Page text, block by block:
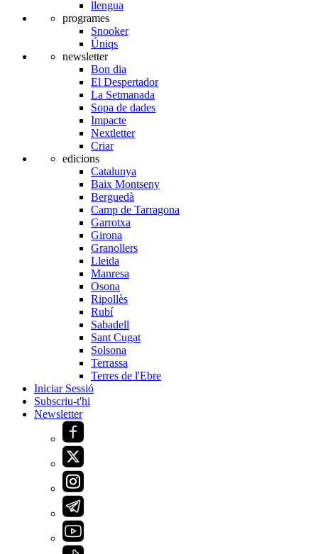
llengua
programes
Snooker
Úniqs
newsletter
Bon dia
El Despertador
La Setmanada
Sopa de dades
Impacte
Nextletter
Criar
edicions
Catalunya
Baix Montseny
Berguedà
Camp de Tarragona
Garrotxa
Girona
Granollers
Lleida
Manresa
Osona
Ripollès
Rubí
Sabadell
Sant Cugat
Solsona
Terrassa
Terres de l'Ebre
Iniciar Sessió
Subscriu-t'hi
Newsletter